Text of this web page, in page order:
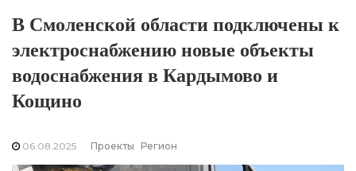
В Смоленской области подключены к
электроснабжению новые объекты
водоснабжения в Кардымово и
Кощино
06.08.2025 Проекты Регион